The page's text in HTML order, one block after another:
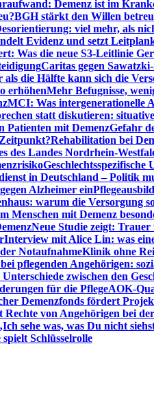
Demenz ist im
BGH stärkt den Willen
viel mehr, als
Evidenz und setzt
Was die neue S3-Leitlinie
Caritas gegen
die Hälfte kann sich die
erhöhenMehr Befugnisse,
MCI: Was intergenerationelle
statt diskutieren:
Patienten mit DemenzGefahr
Rehabilitation bei
des Landes Nordrhein-
in Deutschland – Politik
Alzheimer ein
warum die Versorgung
Menschen mit Demenz
Neue Studie zeigt:
Interview mit Alice Lin: was
NotaufnahmeKlinik ohne
pflegenden Angehörigen:
zwischen den
für die PflegeAOK-
Demenzfonds fördert
Rechte von Angehörigen bei
sehe was, was Du nicht
Schlüsselrolle